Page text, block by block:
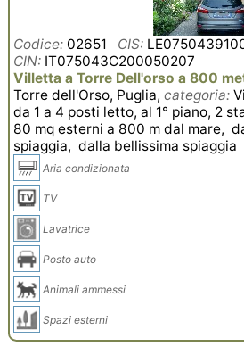
Codice: 02651 CIS:
CIN: IT075043C200050207
Villetta a Torre Dell'orso a 800
Torre dell'Orso, Puglia,categoria:
da 1 a 4 posti letto, al 1° piano, 2
80 mq esterni a 800 m dal mare,
spiaggia, dalla bellissima spiaggia
Aria condizionata
TV
Lavatrice
Posto auto
Animali ammessi
Spazi esterni